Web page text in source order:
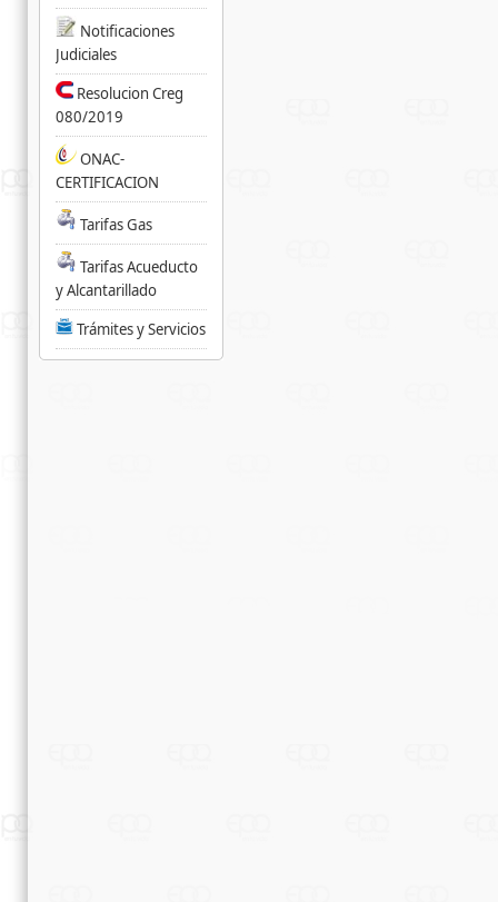
Notificaciones
Judiciales
Resolucion Creg
080/2019
ONAC-
CERTIFICACION
Tarifas Gas
Tarifas Acueducto
y Alcantarillado
Trámites y Servicios